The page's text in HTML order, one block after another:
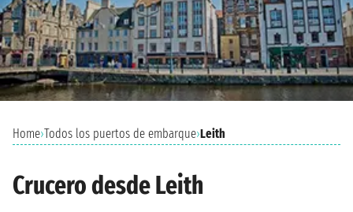
Home›Todos los puertos de embarque›Leith
Crucero desde Leith